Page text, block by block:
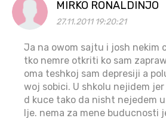
MIRKO RONALDINJO
27.11.2011 19:20:21
Ja na owom sajtu i josh nekim
tko nemre otkriti ko sam
oma teshkoj sam depresiji a
woj sobici. U shkolu nejidem
d kuce tako da nisht nejedem
lje. nema za mene buducnosti